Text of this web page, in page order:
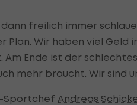
freilich immer
Plan. Wir haben viel
Am Ende ist der
mehr braucht. Wir sind
Sportchef Andreas